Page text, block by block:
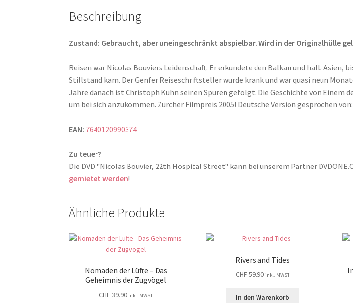
Beschreibung
Zustand: Gebraucht, aber uneingeschränkt abspielbar. Wird in der Originalhülle
Reisen war Nicolas Bouviers Leidenschaft. Er erkundete den Balkan und halb Asien,
Stillstand kam. Der Genfer Reiseschriftsteller wurde krank und war quasi neun
Jahre danach ist Christoph Kühn seinen Spuren gefolgt. Die Geschichte von Einem
um bei sich anzukommen. Zürcher Filmpreis 2005! Deutsche Version gesprochen
EAN: 7640120990374
Zu teuer?
Die DVD "Nicolas Bouvier, 22th Hospital Street" kann bei unserem Partner
gemietet werden!
Ähnliche Produkte
Nomaden der Lüfte – Das
Geheimnis der Zugvögel
CHF 39.90 inkl. MWST
Rivers and Tides
CHF 59.90 inkl. MWST
In den Warenkorb